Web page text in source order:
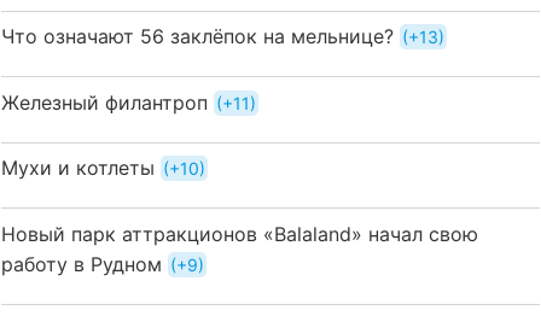
Что означают 56 заклёпок на мельнице? +13
Железный филантроп +11
Мухи и котлеты +10
Новый парк аттракционов «Balaland» начал свою
работу в Рудном
+9